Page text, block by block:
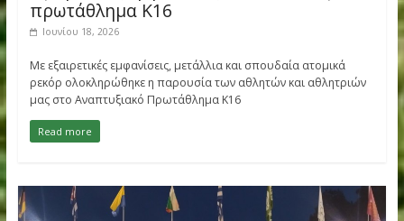
Ιουλίου 1, 2026
κυρίαρχη εμφάνιση στο Πανελλήνιο Πρωτάθλημα Κ18 στην
Πάτρα, κατακτώντας την 1η θέση
Read more
Αρχείο Ενημέρωση